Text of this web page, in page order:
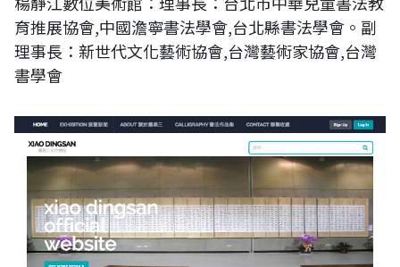
育推展協會,中國澹寧書法學會,台北縣書法學會。副
理事長：新世代文化藝術協會,台灣藝術家協會,台灣
書學會